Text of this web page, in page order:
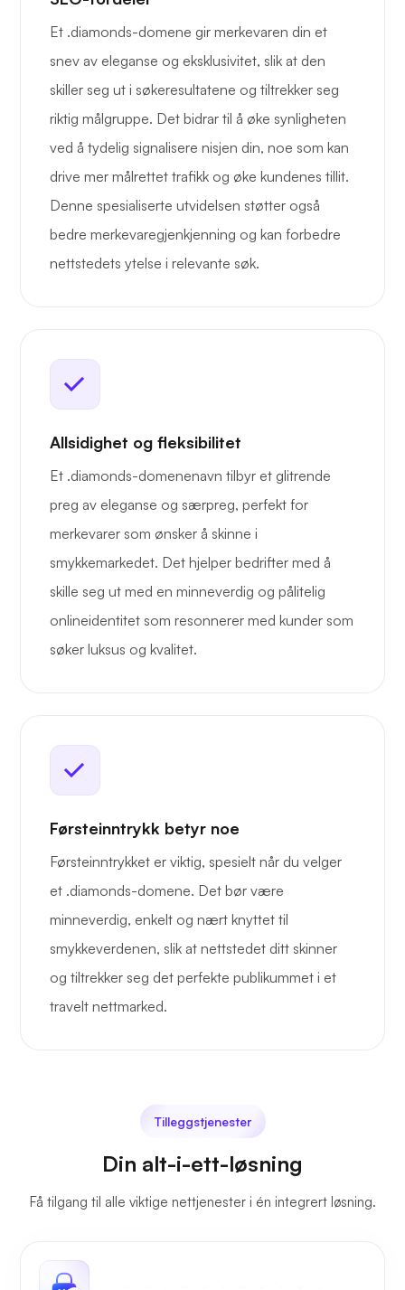
Et .diamonds-domene gir merkevaren din et
snev av eleganse og eksklusivitet, slik at den
skiller seg ut i søkeresultatene og tiltrekker seg
riktig målgruppe. Det bidrar til å øke synligheten
ved å tydelig signalisere nisjen din, noe som kan
drive mer målrettet trafikk og øke kundenes tillit.
Denne spesialiserte utvidelsen støtter også
bedre merkevaregjenkjenning og kan forbedre
nettstedets ytelse i relevante søk.
Allsidighet og fleksibilitet
Et .diamonds-domenenavn tilbyr et glitrende
preg av eleganse og særpreg, perfekt for
merkevarer som ønsker å skinne i
smykkemarkedet. Det hjelper bedrifter med å
skille seg ut med en minneverdig og pålitelig
onlineidentitet som resonnerer med kunder som
søker luksus og kvalitet.
Førsteinntrykk betyr noe
Førsteinntrykket er viktig, spesielt når du velger
et .diamonds-domene. Det bør være
minneverdig, enkelt og nært knyttet til
smykkeverdenen, slik at nettstedet ditt skinner
og tiltrekker seg det perfekte publikummet i et
travelt nettmarked.
Tilleggstjenester
Din alt-i-ett-løsning
Få tilgang til alle viktige nettjenester i én integrert løsning.